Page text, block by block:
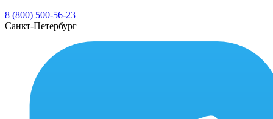
8 (800) 500-56-23
Санкт-Петербург